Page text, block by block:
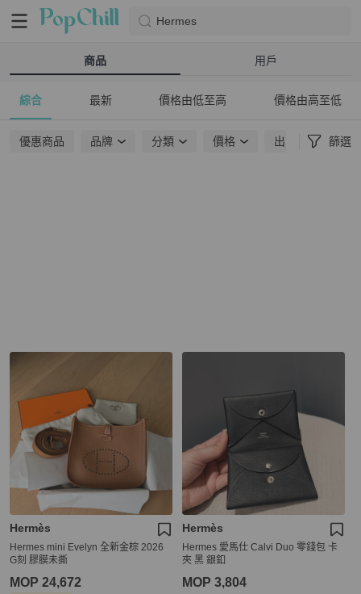
Hermes
商品 用戶
綜合 最新 價格由低至高 價格由高至低
優惠商品 品牌 分類 價格 出貨地點 篩選
Hermès
Hermes mini Evelyn 全新金棕 2026
G刻 膠膜未撕
MOP 24,672
Hermès
Hermes 愛馬仕 Calvi Duo 零錢包 卡
夾 黑 銀釦
MOP 3,804